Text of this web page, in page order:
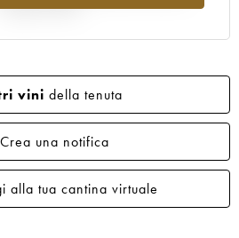
vini della tenuta
Crea una notifica
alla tua cantina virtuale